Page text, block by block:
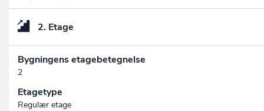
2. Etage
Bygningens etagebetegnelse
2
Etagetype
Regulær etage